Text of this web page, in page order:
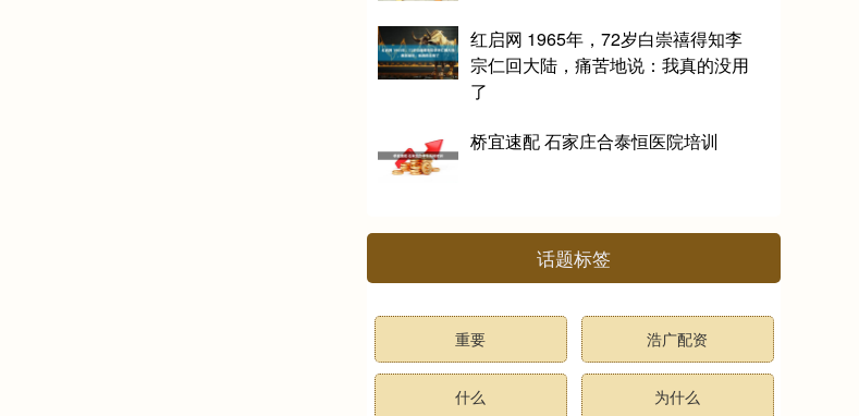
红启网 1965年，72岁白崇禧得知李
宗仁回大陆，痛苦地说：我真的没用
了
桥宜速配 石家庄合泰恒医院培训
话题标签
重要 浩广配资
什么 为什么